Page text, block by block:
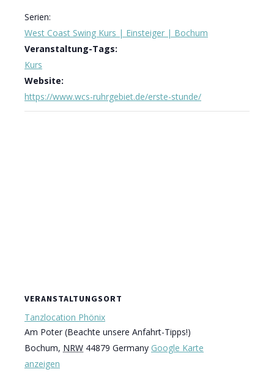
Serien:
West Coast Swing Kurs | Einsteiger | Bochum
Veranstaltung-Tags:
Kurs
Website:
https://www.wcs-ruhrgebiet.de/erste-stunde/
VERANSTALTUNGSORT
Tanzlocation Phönix
Am Poter (Beachte unsere Anfahrt-Tipps!)
Bochum, NRW 44879 Germany Google Karte
anzeigen